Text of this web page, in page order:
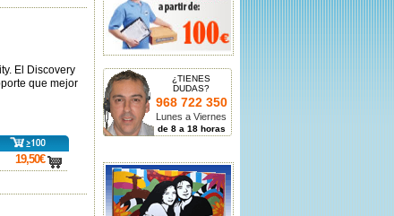
El Discovery
que mejor
19,50€carro
¿TIENES
DUDAS?
968 722 350
Lunes a Viernes
de 8 a 18 horas